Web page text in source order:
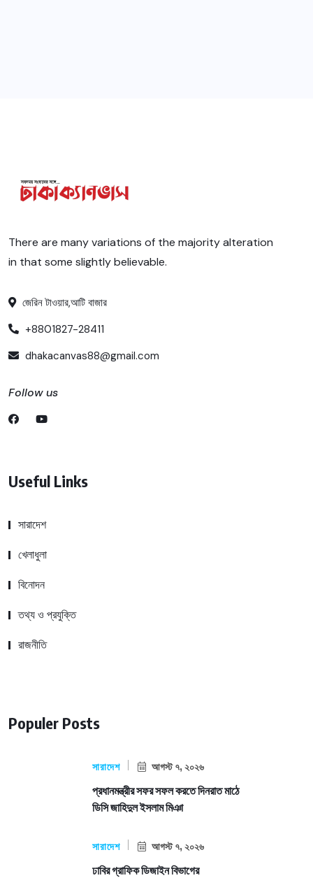
There are many variations of the majority alteration
in that some slightly believable.
জেরিন টাওয়ার,আটি বাজার
+8801827-28411
dhakacanvas88@gmail.com
Follow us
Useful Links
সারাদেশ
খেলাধুলা
বিনোদন
তথ্য ও প্রযুক্তি
রাজনীতি
Populer Posts
সারাদেশ আগস্ট ৭, ২০২৬
প্রধানমন্ত্রীর সফর সফল করতে দিনরাত মাঠে
ডিসি জাহিদুল ইসলাম মিঞা
সারাদেশ আগস্ট ৭, ২০২৬
ঢাবির গ্রাফিক ডিজাইন বিভাগের